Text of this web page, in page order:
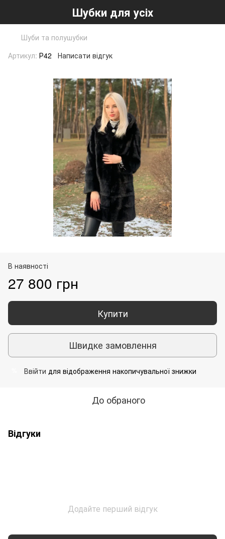
Шубки для усіх
Шуби та полушубки
Артикул: Р42 Написати відгук
В наявності
27 800 грн
Купити
Швидке замовлення
Ввійти для відображення накопичувальної знижки
До обраного
Відгуки
Додайте перший відгук